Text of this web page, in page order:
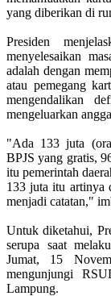
yang diberikan di
Presiden
menyelesaikan
adalah dengan
atau pemegang
mengendalikan
mengeluarkan
"Ada 133 juta
BPJS yang gratis,
itu pemerintah
133 juta itu artinya
menjadi catatan,"
Untuk diketahui,
serupa saat
Jumat, 15
mengunjungi
Lampung.